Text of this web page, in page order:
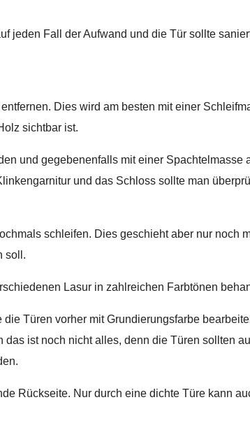
jeden Fall der Aufwand und die Tür sollte
Dies wird am besten mit einer
sichtbar ist.
und gegebenenfalls mit einer Spachtelmasse
und das Schloss sollte man
schleifen. Dies geschieht aber nur noch
soll.
Lasur in zahlreichen Farbtönen
Türen vorher mit Grundierungsfarbe
ist noch nicht alles, denn die Türen sollten
Rückseite. Nur durch eine dichte Türe kann